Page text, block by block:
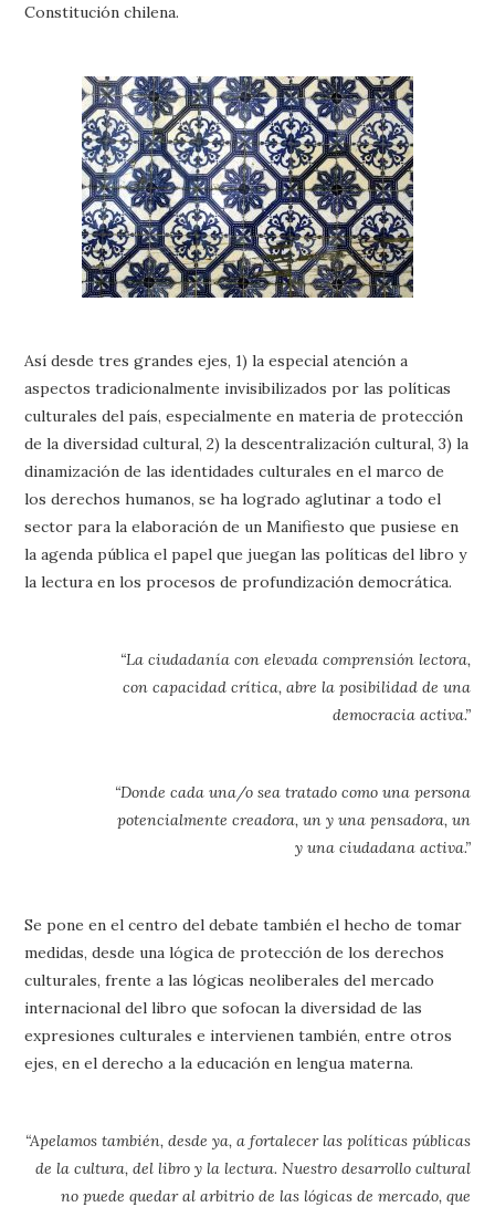
Constitución chilena.
Así desde tres grandes ejes, 1) la especial atención a
aspectos tradicionalmente invisibilizados por las políticas
culturales del país, especialmente en materia de protección
de la diversidad cultural, 2) la descentralización cultural, 3) la
dinamización de las identidades culturales en el marco de
los derechos humanos, se ha logrado aglutinar a todo el
sector para la elaboración de un Manifiesto que pusiese en
la agenda pública el papel que juegan las políticas del libro y
la lectura en los procesos de profundización democrática.
“La ciudadanía con elevada comprensión lectora,
con capacidad crítica, abre la posibilidad de una
democracia activa.”
“Donde cada una/o sea tratado como una persona
potencialmente creadora, un y una pensadora, un
y una ciudadana activa.”
Se pone en el centro del debate también el hecho de tomar
medidas, desde una lógica de protección de los derechos
culturales, frente a las lógicas neoliberales del mercado
internacional del libro que sofocan la diversidad de las
expresiones culturales e intervienen también, entre otros
ejes, en el derecho a la educación en lengua materna.
“Apelamos también, desde ya, a fortalecer las políticas públicas
de la cultura, del libro y la lectura. Nuestro desarrollo cultural
no puede quedar al arbitrio de las lógicas de mercado, que